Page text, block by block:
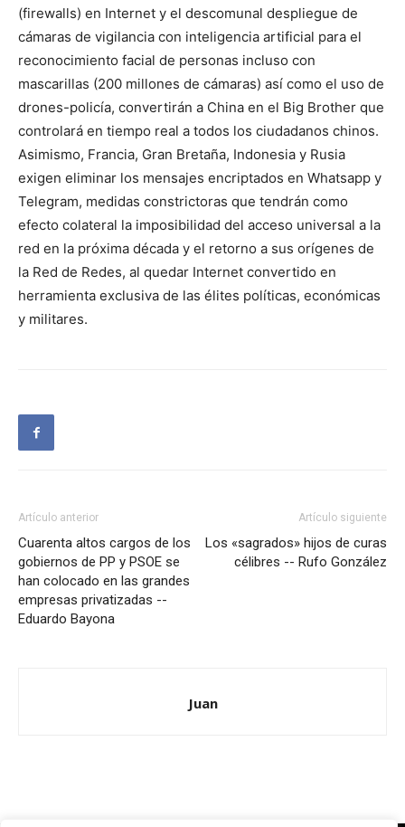
(firewalls) en Internet y el descomunal despliegue de
cámaras de vigilancia con inteligencia artificial para el
reconocimiento facial de personas incluso con
mascarillas (200 millones de cámaras) así como el uso de
drones-policía, convertirán a China en el Big Brother que
controlará en tiempo real a todos los ciudadanos chinos.
Asimismo, Francia, Gran Bretaña, Indonesia y Rusia
exigen eliminar los mensajes encriptados en Whatsapp y
Telegram, medidas constrictoras que tendrán como
efecto colateral la imposibilidad del acceso universal a la
red en la próxima década y el retorno a sus orígenes de
la Red de Redes, al quedar Internet convertido en
herramienta exclusiva de las élites políticas, económicas
y militares.
Artículo anterior
Cuarenta altos cargos de los
gobiernos de PP y PSOE se
han colocado en las grandes
empresas privatizadas --
Eduardo Bayona
Artículo siguiente
Los «sagrados» hijos de curas
célibres -- Rufo González
Juan